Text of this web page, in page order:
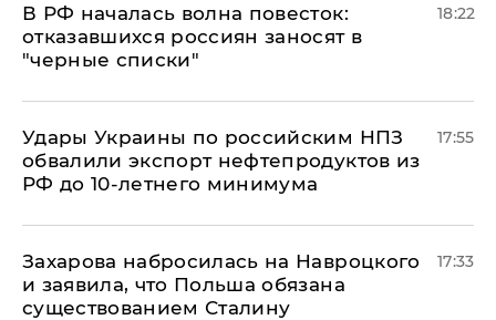
​В РФ началась волна повесток:
отказавшихся россиян заносят в
"черные списки"
18:22
Удары Украины по российским НПЗ
обвалили экспорт нефтепродуктов из
РФ до 10-летнего минимума
17:55
​Захарова набросилась на Навроцкого
и заявила, что Польша обязана
существованием Сталину
17:33